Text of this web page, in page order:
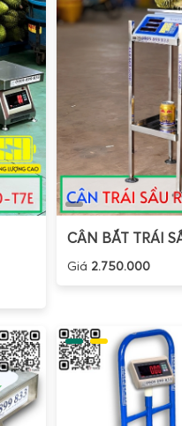
CÂN BẮT TRÁI
Giá 2.750.000